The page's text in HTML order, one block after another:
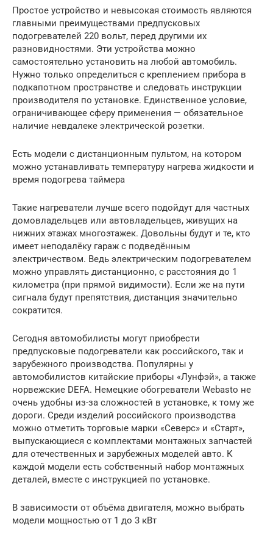
Простое устройство и невысокая стоимость являются
главными преимуществами предпусковых
подогревателей 220 вольт, перед другими их
разновидностями. Эти устройства можно
самостоятельно установить на любой автомобиль.
Нужно только определиться с креплением прибора в
подкапотном пространстве и следовать инструкции
производителя по установке. Единственное условие,
ограничивающее сферу применения — обязательное
наличие невдалеке электрической розетки.
Есть модели с дистанционным пультом, на котором
можно устанавливать температуру нагрева жидкости и
время подогрева таймера
Такие нагреватели лучше всего подойдут для частных
домовладельцев или автовладельцев, живущих на
нижних этажах многоэтажек. Довольны будут и те, кто
имеет неподалёку гараж с подведённым
электричеством. Ведь электрическим подогревателем
можно управлять дистанционно, с расстояния до 1
километра (при прямой видимости). Если же на пути
сигнала будут препятствия, дистанция значительно
сократится.
Сегодня автомобилисты могут приобрести
предпусковые подогреватели как российского, так и
зарубежного производства. Популярны у
автомобилистов китайские приборы «Лунфэй», а также
норвежские DEFA. Немецкие обогреватели Webasto не
очень удобны из-за сложностей в установке, к тому же
дороги. Среди изделий российского производства
можно отметить торговые марки «Северс» и «Старт»,
выпускающиеся с комплектами монтажных запчастей
для отечественных и зарубежных моделей авто. К
каждой модели есть собственный набор монтажных
деталей, вместе с инструкцией по установке.
В зависимости от объёма двигателя, можно выбрать
модели мощностью от 1 до 3 кВт